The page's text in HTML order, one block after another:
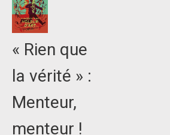
« Rien que
la vérité » :
Menteur,
menteur !